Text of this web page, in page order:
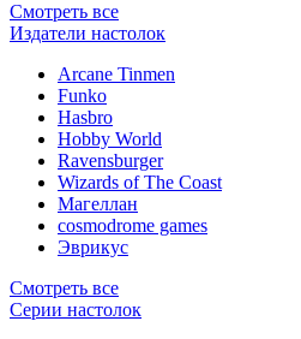
Смотреть все
Издатели настолок
Arcane Tinmen
Funko
Hasbro
Hobby World
Ravensburger
Wizards of The Coast
Магеллан
сosmodrome games
Эврикус
Смотреть все
Серии настолок